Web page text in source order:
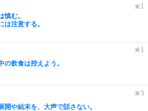
慎む。
は注意する。
の飲食は控えよう。
開や結末を、大声で話さない。